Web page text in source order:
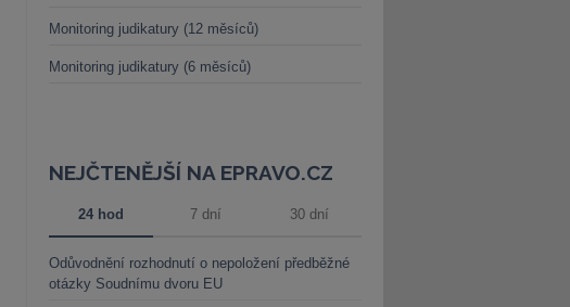
Monitoring judikatury (12 měsíců)
Monitoring judikatury (6 měsíců)
NEJČTENĚJŠÍ NA EPRAVO.CZ
24 hod 7 dní 30 dní
Odůvodnění rozhodnutí o nepoložení předběžné
otázky Soudnímu dvoru EU